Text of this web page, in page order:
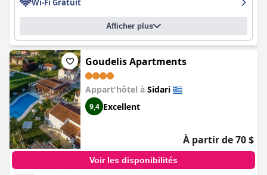
l'ensemble, l'Angelina Hotel & Apartments
option pour les voyageurs à la recherche d'une chambre
confortable et bien équipée à un prix raisonnable dans un
endroit fantastique.
Wi-Fi Gratuit
Afficher plus
Goudelis Apartments
Appart'hôtel à Sidari
9,4 Excellent
À partir de 70 $
Voir les disponibilités